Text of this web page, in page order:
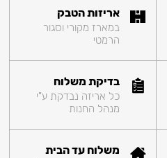
אריזות הטבק
במארז מקורי וסגור
הרמטי
בדיקת משלוח
כל אריזה נבדקת ע"י
מנהל החנות
משלוח עד הבית